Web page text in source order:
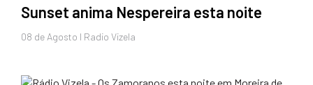
Sunset anima Nespereira esta noite
08 de Agosto I Radio Vizela